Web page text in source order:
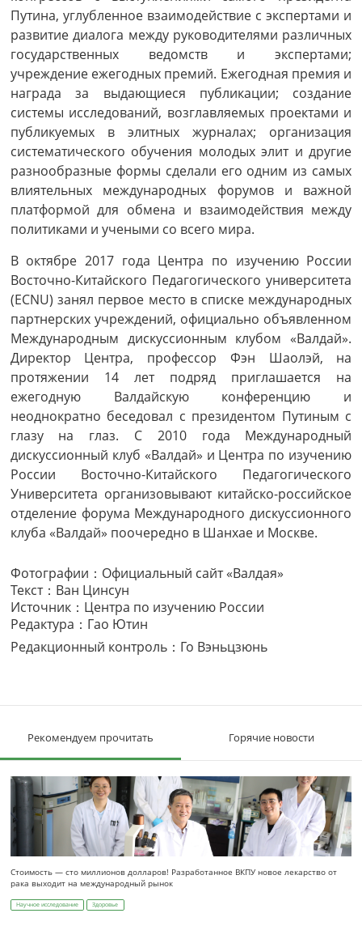
Путина, углубленное взаимодействие с экспертами и
развитие диалога между руководителями различных
государственных ведомств и экспертами;
учреждение ежегодных премий. Ежегодная премия и
награда за выдающиеся публикации; создание
системы исследований, возглавляемых проектами и
публикуемых в элитных журналах; организация
систематического обучения молодых элит и другие
разнообразные формы сделали его одним из самых
влиятельных международных форумов и важной
платформой для обмена и взаимодействия между
политиками и учеными со всего мира.
В октябре 2017 года Центра по изучению России
Восточно-Китайского Педагогического университета
(ECNU) занял первое место в списке международных
партнерских учреждений, официально объявленном
Международным дискуссионным клубом «Валдай».
Директор Центра, профессор Фэн Шаолэй, на
протяжении 14 лет подряд приглашается на
ежегодную Валдайскую конференцию и
неоднократно беседовал с президентом Путиным с
глазу на глаз. С 2010 года Международный
дискуссионный клуб «Валдай» и Центра по изучению
России Восточно-Китайского Педагогического
Университета организовывают китайско-российское
отделение форума Международного дискуссионного
клуба «Валдай» поочередно в Шанхае и Москве.
Фотографии：Официальный сайт «Валдая»
Текст：Ван Цинсун
Источник：Центра по изучению России
Редактура：Гао Ютин
Редакционный контроль：Го Вэньцзюнь
Рекомендуем прочитать Горячие новости
Стоимость — сто миллионов долларов! Разработанное ВКПУ новое лекарство от
рака выходит на международный рынок
Научное исследование Здоровье